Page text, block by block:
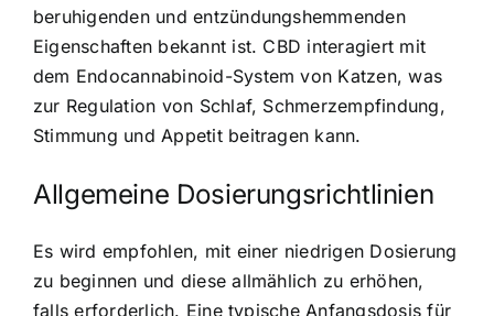
beruhigenden und entzündungshemmenden
Eigenschaften bekannt ist. CBD interagiert mit
dem Endocannabinoid-System von Katzen, was
zur Regulation von Schlaf, Schmerzempfindung,
Stimmung und Appetit beitragen kann.
Allgemeine Dosierungsrichtlinien
Es wird empfohlen, mit einer niedrigen Dosierung
zu beginnen und diese allmählich zu erhöhen,
falls erforderlich. Eine typische Anfangsdosis für